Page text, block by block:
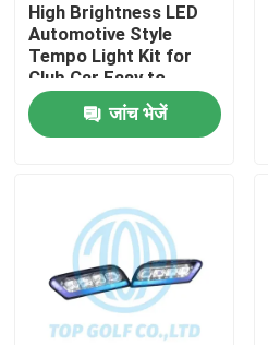
उत्पादों
हमारे बारे में
High Brightness LED
Automotive Style
Tempo Light Kit for
Club Car Easy to
Install Golf Cart LED
Light Kit जांच भेजें